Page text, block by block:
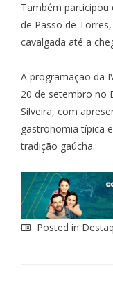
Também participou
de Passo de
cavalgada até a
A programação da
20 de setembro no
Silveira, com
gastronomia típica
tradição gaúcha.
Posted in